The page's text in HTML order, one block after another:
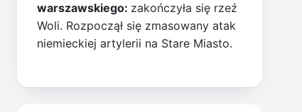
warszawskiego: zakończyła się rzeź
Woli. Rozpoczął się zmasowany atak
niemieckiej artylerii na Stare Miasto.